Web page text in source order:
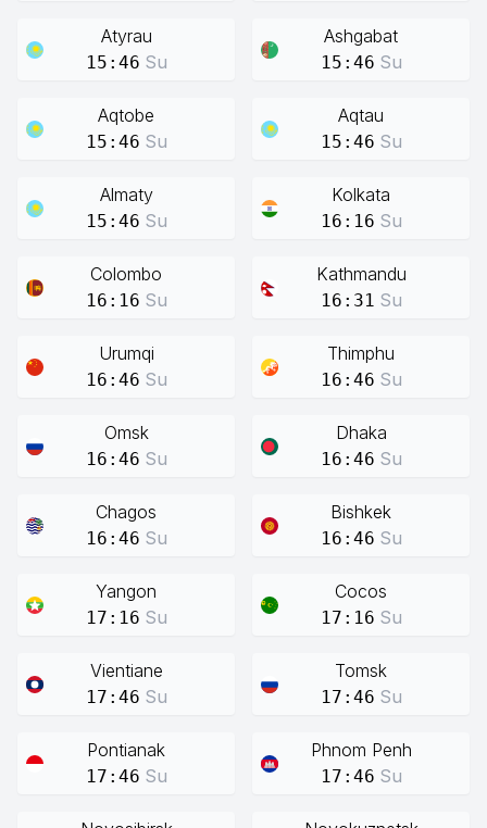
Atyrau
15:46 Su
Ashgabat
15:46 Su
Aqtobe
15:46 Su
Aqtau
15:46 Su
Almaty
15:46 Su
Kolkata
16:16 Su
Colombo
16:16 Su
Kathmandu
16:31 Su
Urumqi
16:46 Su
Thimphu
16:46 Su
Omsk
16:46 Su
Dhaka
16:46 Su
Chagos
16:46 Su
Bishkek
16:46 Su
Yangon
17:16 Su
Cocos
17:16 Su
Vientiane
17:46 Su
Tomsk
17:46 Su
Pontianak
17:46 Su
Phnom Penh
17:46 Su